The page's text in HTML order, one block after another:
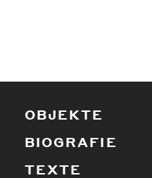
OBJEKTE
BIOGRAFIE
TEXTE